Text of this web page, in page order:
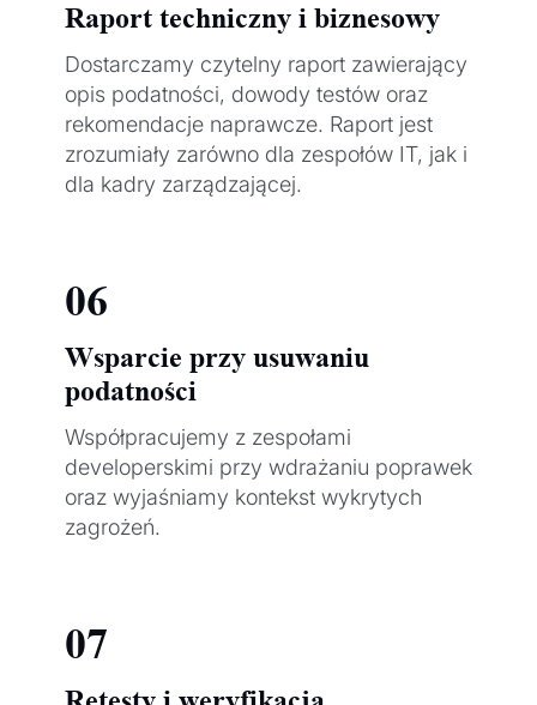
Raport techniczny i biznesowy
Dostarczamy czytelny raport zawierający
opis podatności, dowody testów oraz
rekomendacje naprawcze. Raport jest
zrozumiały zarówno dla zespołów IT, jak i
dla kadry zarządzającej.
06
Wsparcie przy usuwaniu
podatności
Współpracujemy z zespołami
developerskimi przy wdrażaniu poprawek
oraz wyjaśniamy kontekst wykrytych
zagrożeń.
07